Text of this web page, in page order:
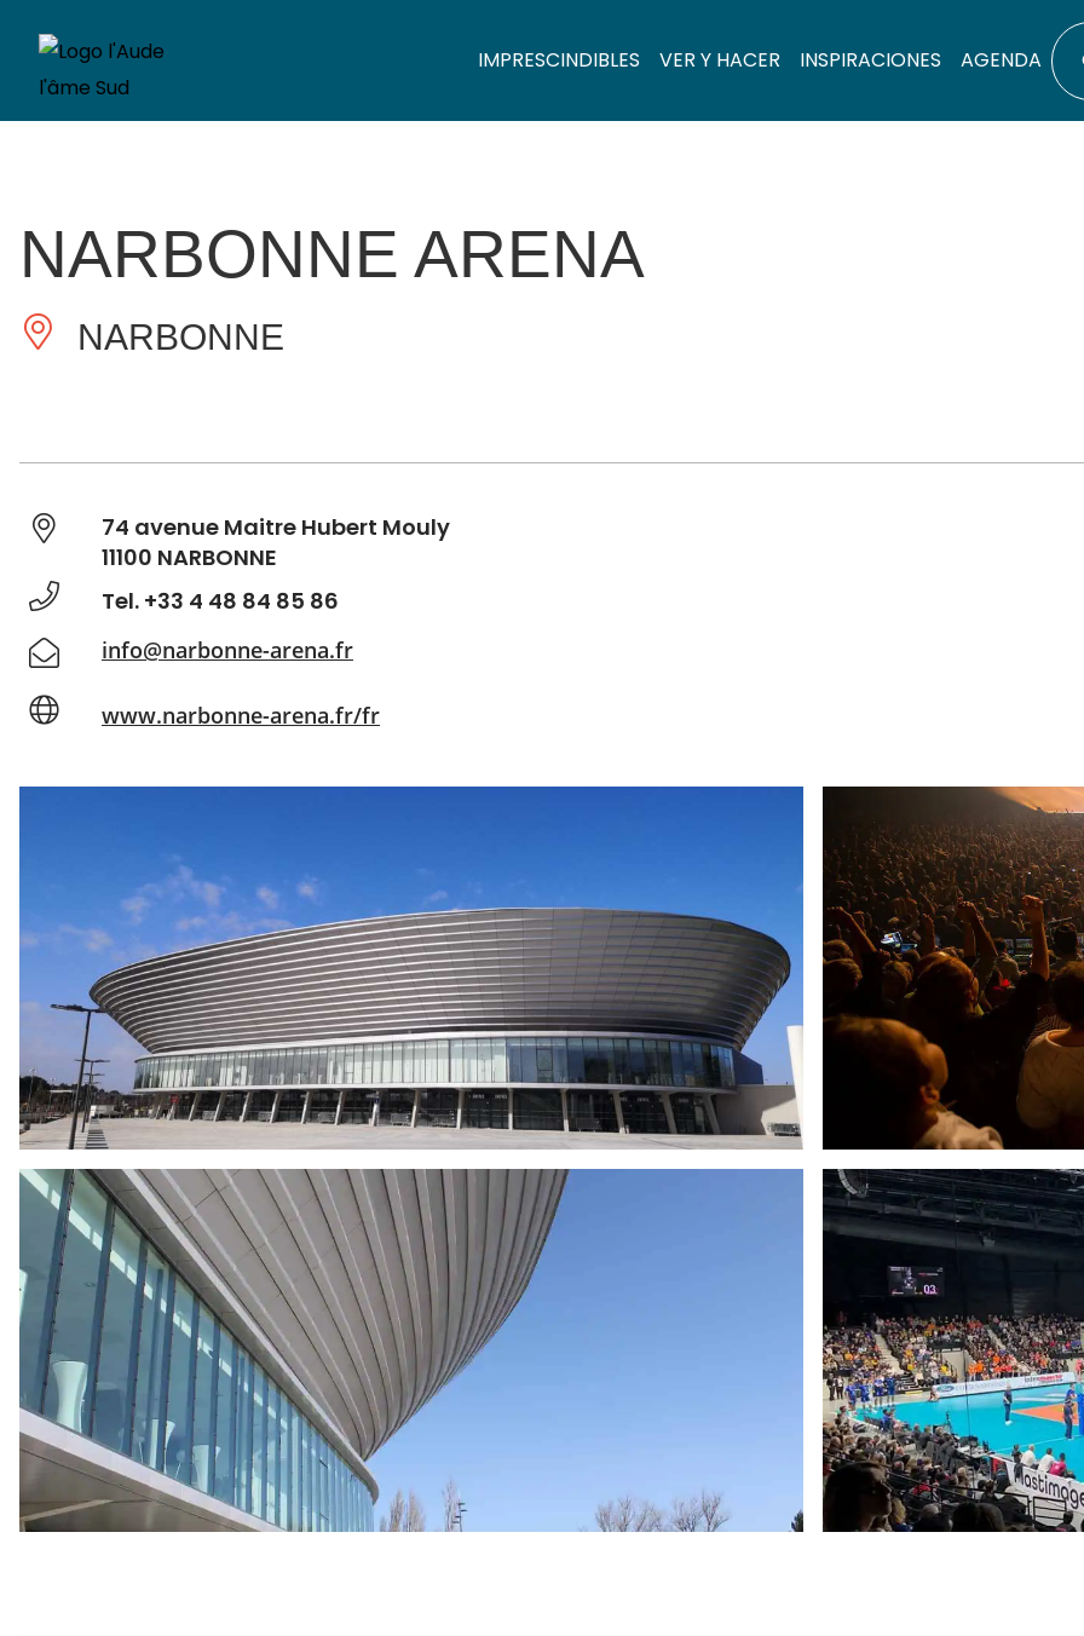
IMPRESCINDIBLES VER Y HACER INSPIRACIONES AGENDA
NARBONNE ARENA
NARBONNE
74 avenue Maitre Hubert Mouly
11100 NARBONNE
Tel. +33 4 48 84 85 86
info@narbonne-arena.fr
www.narbonne-arena.fr/fr